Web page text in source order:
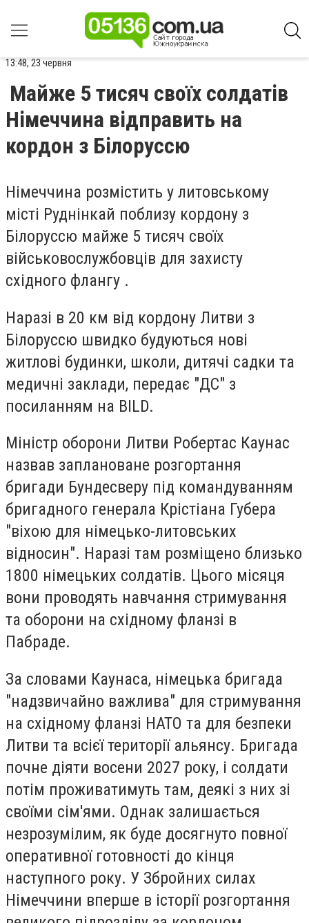
13:48, 23 червня
Майже 5 тисяч своїх солдатів
Німеччина відправить на
кордон з Білоруссю
Німеччина розмістить у литовському
місті Руднінкай поблизу кордону з
Білоруссю майже 5 тисяч своїх
військовослужбовців для захисту
східного флангу .
Наразі в 20 км від кордону Литви з
Білоруссю швидко будуються нові
житлові будинки, школи, дитячі садки та
медичні заклади, передає "ДС" з
посиланням на BILD.
Міністр оборони Литви Робертас Каунас
назвав заплановане розгортання
бригади Бундесверу під командуванням
бригадного генерала Крістіана Губера
"віхою для німецько-литовських
відносин". Наразі там розміщено близько
1800 німецьких солдатів. Цього місяця
вони проводять навчання стримування
та оборони на східному фланзі в
Пабраде.
За словами Каунаса, німецька бригада
"надзвичайно важлива" для стримування
на східному фланзі НАТО та для безпеки
Литви та всієї території альянсу. Бригада
почне діяти восени 2027 року, і солдати
потім проживатимуть там, деякі з них зі
своїми сім'ями. Однак залишається
незрозумілим, як буде досягнуто повної
оперативної готовності до кінця
наступного року. У Збройних силах
Німеччини вперше в історії розгортання